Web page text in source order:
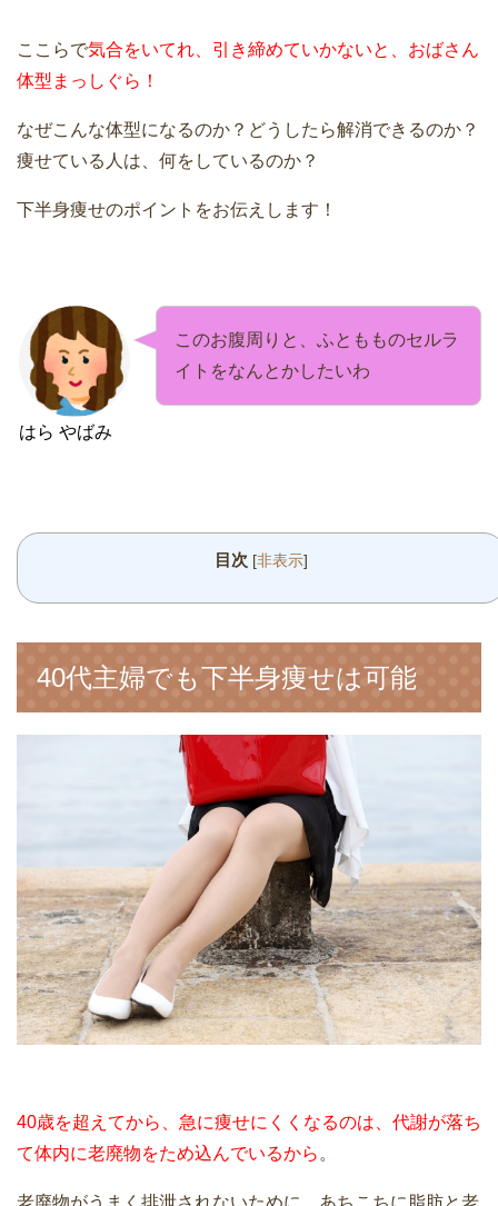
ここらで気合をいてれ、引き締めていかないと、おばさん
体型まっしぐら！
なぜこんな体型になるのか？どうしたら解消できるのか？
痩せている人は、何をしているのか？
下半身痩せのポイントをお伝えします！
はら やばみ
このお腹周りと、ふともものセルラ
イトをなんとかしたいわ
目次 [非表示]
40代主婦でも下半身痩せは可能
40歳を超えてから、急に痩せにくくなるのは、代謝が落ち
て体内に老廃物をため込んでいるから 。
老廃物がうまく排泄されないために、あちこちに脂肪と老